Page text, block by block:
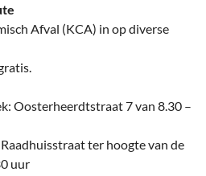
Afval (KCA) in op diverse
Oosterheerdtstraat 7 van 8.30 –
ter hoogte van de
uur